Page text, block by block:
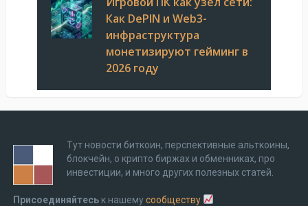
Как DePIN и Web3-
инфраструктура
монетизируют гейминг в
2026 году
Тут новости биткоин, перспективные альткоины,
блокчейн, о крипто биржах и обменниках, про
инвестиции, и много других полезных статей.
Присоединяйтесь к нашемусообществу